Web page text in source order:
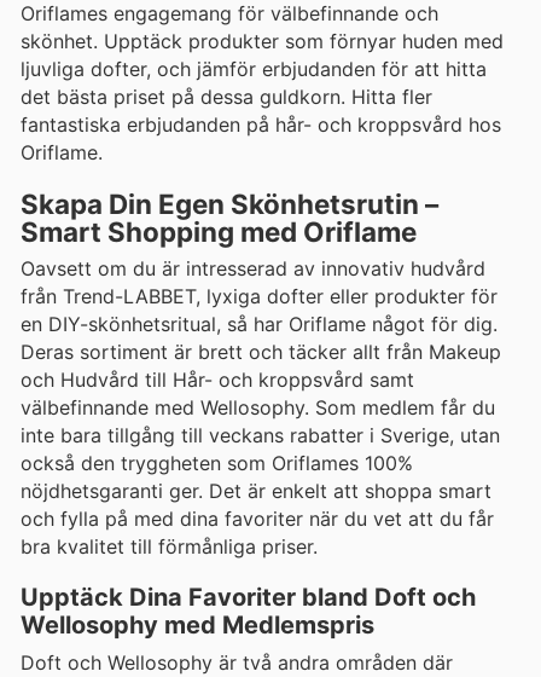
Oriflames engagemang för välbefinnande och
skönhet. Upptäck produkter som förnyar huden med
ljuvliga dofter, och jämför erbjudanden för att hitta
det bästa priset på dessa guldkorn. Hitta fler
fantastiska erbjudanden på hår- och kroppsvård hos
Oriflame.
Skapa Din Egen Skönhetsrutin –
Smart Shopping med Oriflame
Oavsett om du är intresserad av innovativ hudvård
från Trend-LABBET, lyxiga dofter eller produkter för
en DIY-skönhetsritual, så har Oriflame något för dig.
Deras sortiment är brett och täcker allt från Makeup
och Hudvård till Hår- och kroppsvård samt
välbefinnande med Wellosophy. Som medlem får du
inte bara tillgång till veckans rabatter i Sverige, utan
också den tryggheten som Oriflames 100%
nöjdhetsgaranti ger. Det är enkelt att shoppa smart
och fylla på med dina favoriter när du vet att du får
bra kvalitet till förmånliga priser.
Upptäck Dina Favoriter bland Doft och
Wellosophy med Medlemspris
Doft och Wellosophy är två andra områden där